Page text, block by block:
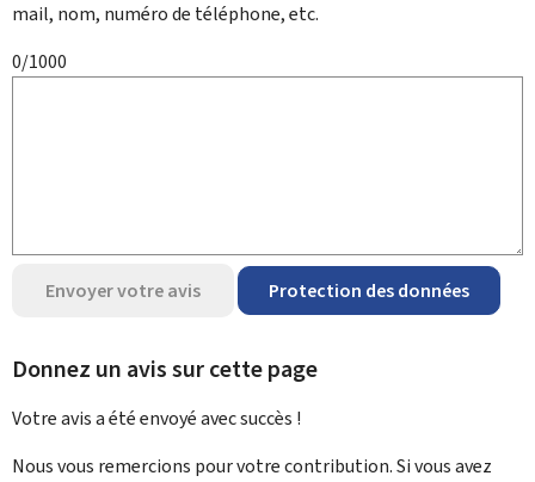
mail, nom, numéro de téléphone, etc.
0/1000
Envoyer votre avis Protection des données
Donnez un avis sur cette page
Votre avis a été envoyé avecsuccès !
Nous vous remercions pour votre contribution. Si vous avez